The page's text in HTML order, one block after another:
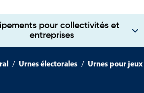
pour collectivités et
entreprises
Urnes électorales Urnes pour